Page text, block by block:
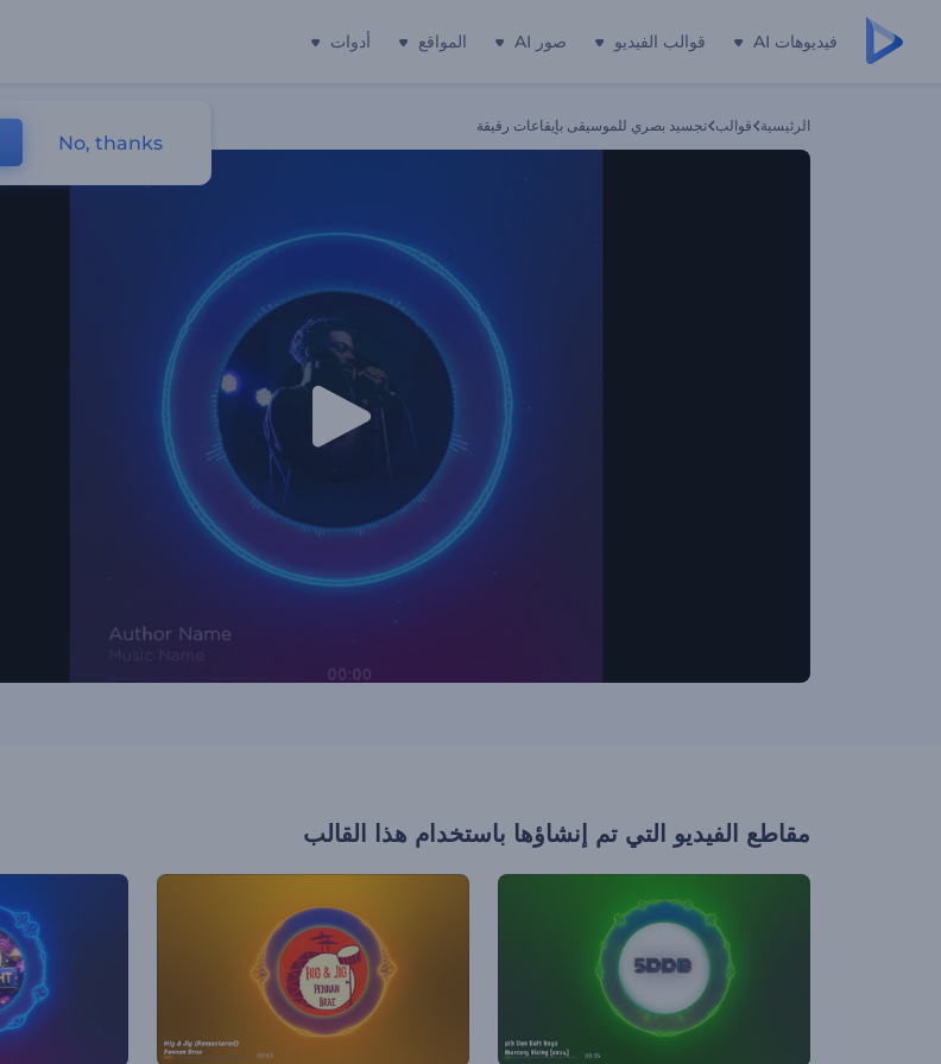
فيديوهات AI قوالب الفيديو صور AI المواقع أدوات
الرئيسية قوالب تجسيد بصري للموسيقى بإيقاعات رقيقة
مقاطع الفيديو التي تم إنشاؤها باستخدام هذا القالب
No, thanks